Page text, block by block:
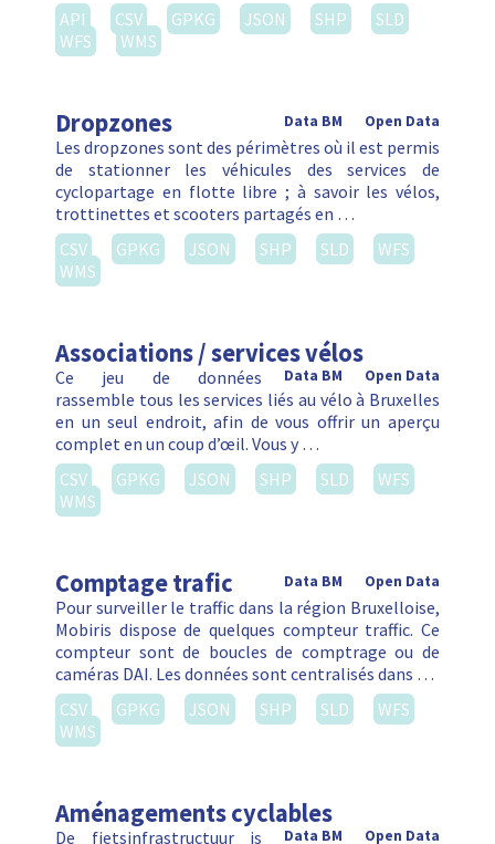
API
CSV GPKG JSON SHP
SLD
WFS
WMS
Dropzones Open Data
Data BM
Les dropzones sont des périmètres où il est permis
de stationner les véhicules des services de
cyclopartage en flotte libre ; à savoir les vélos,
trottinettes et scooters partagés en …
CSV
GPKG JSON SHP SLD
WFS
WMS
Associations / services vélos
Open Data
Data BM
Ce jeu de données
rassemble tous les services liés au vélo à Bruxelles
en un seul endroit, afin de vous offrir un aperçu
complet en un coup d’œil. Vous y …
CSV
GPKG JSON SHP SLD
WFS
WMS
Comptage trafic Open Data
Data BM
Pour surveiller le traffic dans la région Bruxelloise,
Mobiris dispose de quelques compteur traffic. Ce
compteur sont de boucles de comptrage ou de
caméras DAI. Les données sont centralisés dans …
CSV
GPKG JSON SHP SLD
WFS
WMS
Aménagements cyclables
Open Data
Data BM
De fietsinfrastructuur is